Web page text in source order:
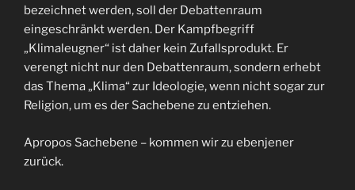
bezeichnet werden, soll der Debattenraum
eingeschränkt werden. Der Kampfbegriff
„Klimaleugner“ ist daher kein Zufallsprodukt. Er
verengt nicht nur den Debattenraum, sondern erhebt
das Thema „Klima“ zur Ideologie, wenn nicht sogar zur
Religion, um es der Sachebene zu entziehen.
Apropos Sachebene – kommen wir zu ebenjener
zurück.